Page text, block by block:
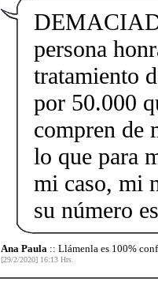
persona
tratamiento
por 50.000
compren de
lo que para
mi caso, mi
su número
Ana Paula :: Llámenla es 100%
[29/2/2020] 16:13 Hrs.